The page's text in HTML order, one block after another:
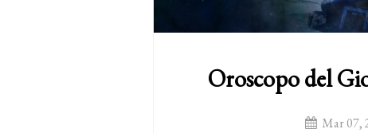
Oroscopo del
Mar 07,